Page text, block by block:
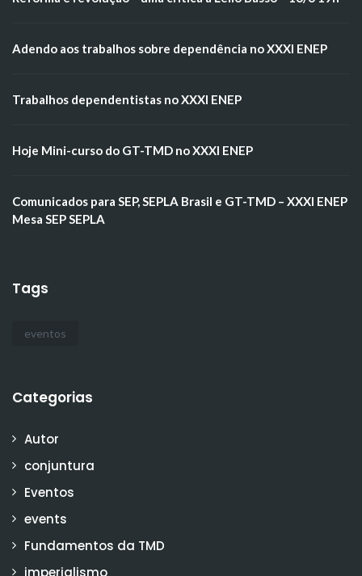
Adendo aos trabalhos sobre dependência no XXXI ENEP
Trabalhos dependentistas no XXXI ENEP
Hoje Mini-curso do GT-TMD no XXXI ENEP
Comunicados para SEP, SEPLA Brasil e GT-TMD – XXXI ENEP
Mesa SEP SEPLA
Tags
eventos
Categorias
Autor
conjuntura
Eventos
events
Fundamentos da TMD
imperialismo